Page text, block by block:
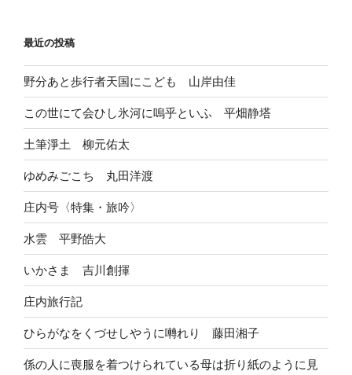
最近の投稿
野分あと歩行者天国にこども 山岸由佳
この世にて会ひし氷河に嗚乎といふ 平畑静塔
土筆淨土 柳元佑太
ゆめみごこち 丸田洋渡
庄内号〈特集・旅吟〉
水雲 平野皓大
いかさま 吉川創揮
庄内旅行記
ひらがなをくづせしやうに囀れり 藤田湘子
係の人に喪服を着つけられている母は折り紙のように見